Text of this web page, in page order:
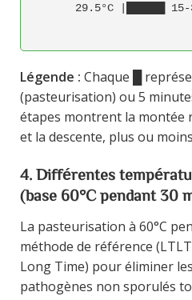
29.5°C |██████
Légende : Chaque █
(pasteurisation) ou 5
étapes montrent la montée
et la descente, plus ou
4. Différentes
(base 60°C pendant 30
La pasteurisation à 60°C
méthode de référence
Long Time) pour éliminer
pathogènes non sporulés